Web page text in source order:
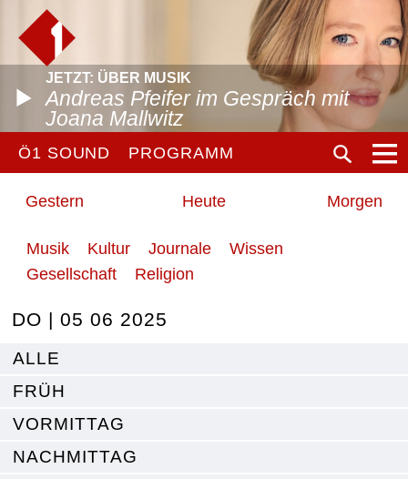
JETZT: ÜBER MUSIK
Andreas Pfeifer im Gespräch mit
Joana Mallwitz
Ö1 SOUND PROGRAMM
Gestern Heute Morgen
Musik Kultur Journale
Wissen
Gesellschaft
Religion
DO | 05 06 2025
ALLE
FRÜH
VORMITTAG
NACHMITTAG